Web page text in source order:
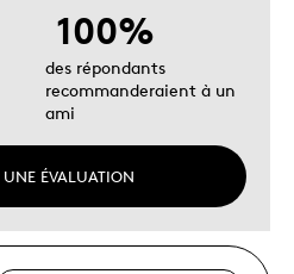
UNE ÉVALUATION
100%
des répondants
recommanderaient à un
ami